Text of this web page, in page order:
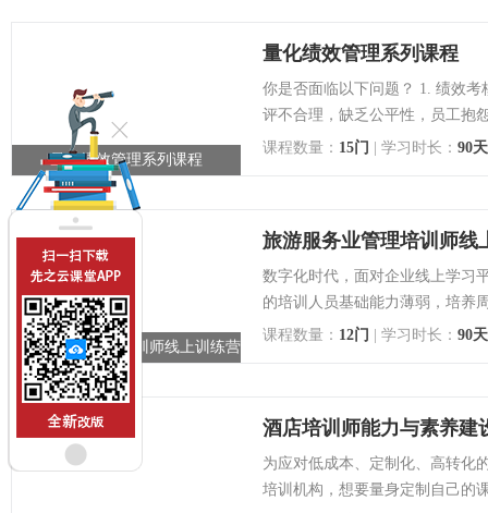
量化绩效管理系列课程
量化绩效管理系列课程
你是否面临以下问题？ 1. 绩效
评不合理，缺乏公平性，员工抱
课程数量： 15门 | 学习时长： 90天
点击查看详情
旅游服务业管理培训师线上训练营
系列课程
旅游服务业管理培训师线
数字化时代，面对企业线上学习
的培训人员基础能力薄弱，培养
课程数量： 12门 | 学习时长： 90天
点击查看详情
酒店培训师能力与素养建
为应对低成本、定制化、高转化
培训机构，想要量身定制自己的